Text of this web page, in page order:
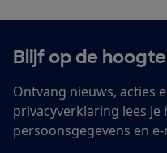
Blijf op de hoogte
Ontvang nieuws, acties
privacyverklaring lees je
persoonsgegevens en